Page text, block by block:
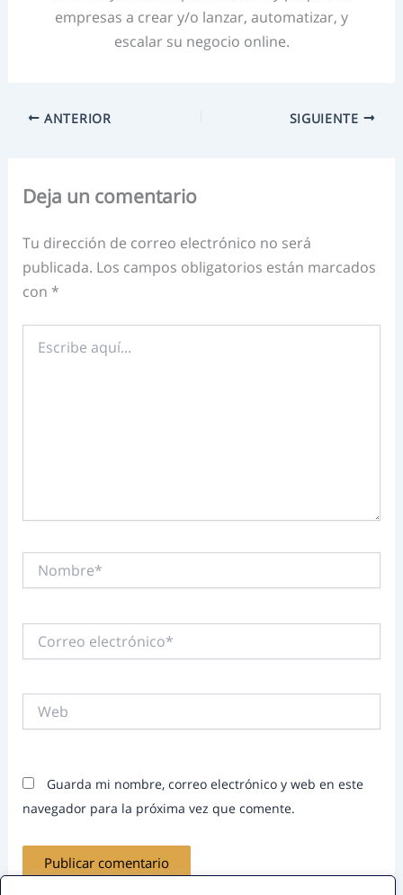
empresas a crear y/o lanzar, automatizar, y
escalar su negocio online.
ANTERIOR SIGUIENTE
Deja un comentario
Tu dirección de correo electrónico no será
publicada. Los campos obligatorios están marcados
con *
aquí...
electrónico*
Guarda mi nombre, correo electrónico y web en este
navegador para la próxima vez que comente.